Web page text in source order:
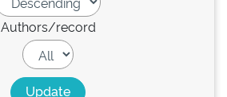
Authors/record